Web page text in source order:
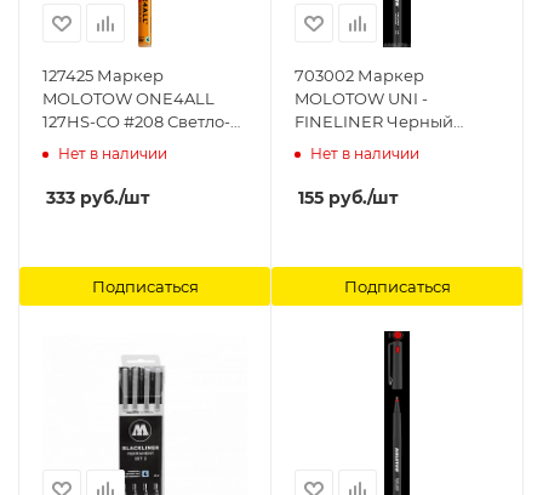
127425 Маркер
MOLOTOW ONE4ALL
127HS-CO #208 Светло-
Коричневый 1,5 мм
Нет в наличии
333 руб./шт
Подписаться
703002 Маркер
MOLOTOW UNI -
FINELINER Черный
MOLOTOW
Нет в наличии
155 руб./шт
Подписаться